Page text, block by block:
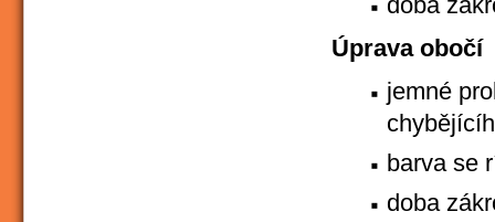
Úprava obočí
jemné
barva se
doba